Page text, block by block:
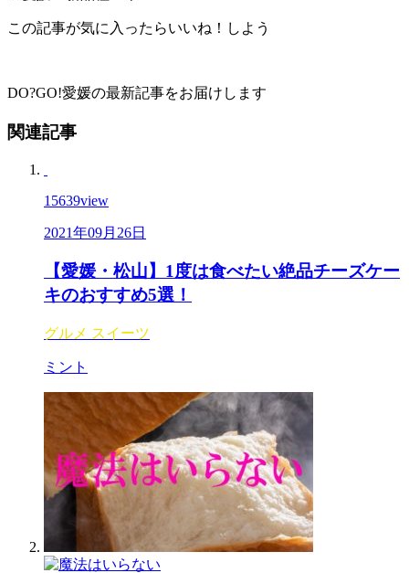
この記事が気に入ったらいいね！しよう
DO?GO!愛媛の最新記事をお届けします
関連記事
15639view
2021年09月26日
【愛媛・松山】1度は食べたい絶品チーズケー
キのおすすめ5選！
グルメ スイーツ
ミント